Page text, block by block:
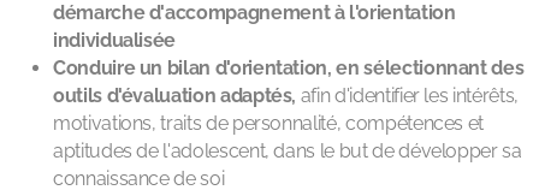
démarche d'accompagnement à l'orientation
individualisée
Conduire un bilan d'orientation, en sélectionnant des
outils d'évaluation adaptés, afin d'identifier les intérêts,
motivations, traits de personnalité, compétences et
aptitudes de l'adolescent, dans le but de développer sa
connaissance de soi